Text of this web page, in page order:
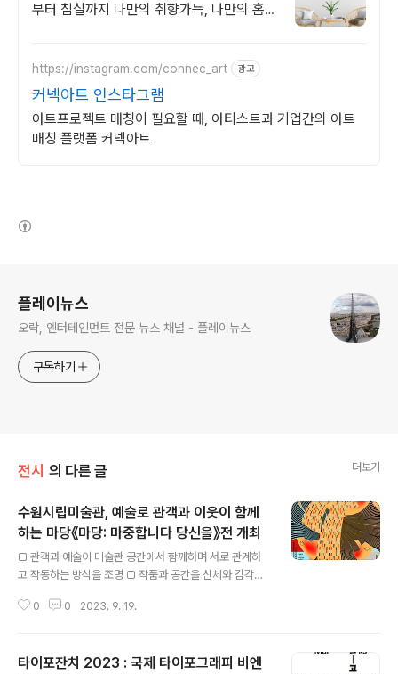
부터 침실까지 나만의 취향가득, 나만의 홈갤
https://instagram.com/connec_art 광고
커넥아트 인스타그램
아트프로젝트 매칭이 필요할 때, 아티스트과 기업간의 아트
매칭 플랫폼 커넥아트
플레이뉴스
오락, 엔터테인먼트 전문 뉴스 채널 - 플레이뉴스
구독하기
전시 의 다른 글 더보기
수원시립미술관, 예술로 관객과 이웃이 함께
하는 마당《마당: 마중합니다 당신을》전 개최
□ 관객과 예술이 미술관 공간에서 함께하며 서로 관계하
고 작동하는 방식을 조명 □ 작품과 공간을 신체와 감각을
□ 전시 기간 중 관람객이 직접 작품에 참여해 볼 수 있는
(팀)의 작가 참여 - 전시실, 공용공간, 카페테리아, 미술관
0 0 2023. 9. 19.
타이포잔치 2023 : 국제 타이포그래피 비엔